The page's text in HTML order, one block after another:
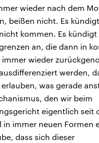
wieder nach dem
beißen nicht. Es
kommen. Es kündigt
an, die dann in
wieder
werden,
was gerade
den wir beim
eigentlich seit
in immer neuen Formen
dass sich dieser